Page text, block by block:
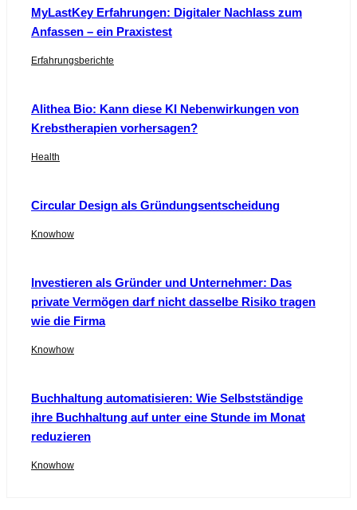
MyLastKey Erfahrungen: Digitaler Nachlass zum
Anfassen – ein Praxistest
Erfahrungsberichte
Alithea Bio: Kann diese KI Nebenwirkungen von
Krebstherapien vorhersagen?
Health
Circular Design als Gründungsentscheidung
Knowhow
Investieren als Gründer und Unternehmer: Das
private Vermögen darf nicht dasselbe Risiko tragen
wie die Firma
Knowhow
Buchhaltung automatisieren: Wie Selbstständige
ihre Buchhaltung auf unter eine Stunde im Monat
reduzieren
Knowhow